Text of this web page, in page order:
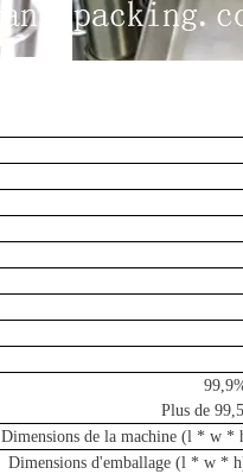
Plus de
Dimensions de la machine (l * w *
Dimensions d'emballage (l * w *